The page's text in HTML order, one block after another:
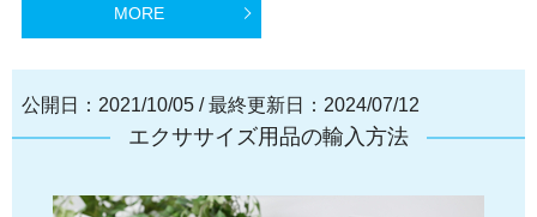
MORE
公開日：2021/10/05 /最終更新日：2024/07/12
エクササイズ用品の輸入方法